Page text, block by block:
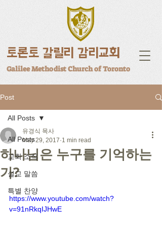
토론토 갈릴리 감리교회
Galilee Methodist Church of Toronto
Post
All Posts
교회 소식
설교 말씀
특별 찬양
All Posts
하나님은 누구를 기억하는
가?
유경식 목사
May 29, 2017 1 min read
https://www.youtube.com/watch?
v=91nRkqIJHwE